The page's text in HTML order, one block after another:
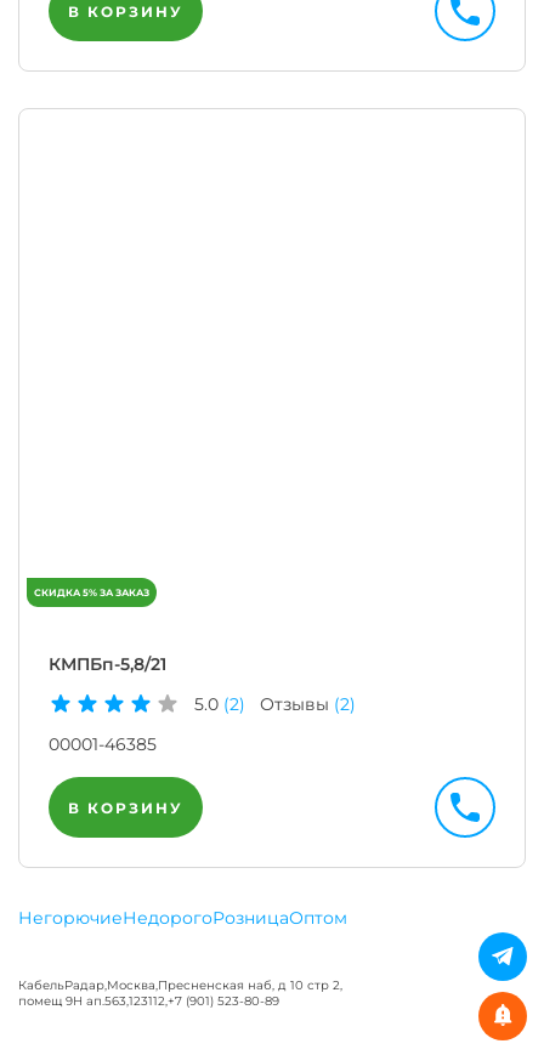
В КОРЗИНУ
КМПБп-5,8/21
5.0 (2) Отзывы (2)
00001-46385
В КОРЗИНУ
НегорючиеНедорогоРозницаОптом
КабельРадар,Москва,Пресненская наб, д 10 стр 2,
помещ 9Н ап.563,123112,+7 (901) 523-80-89